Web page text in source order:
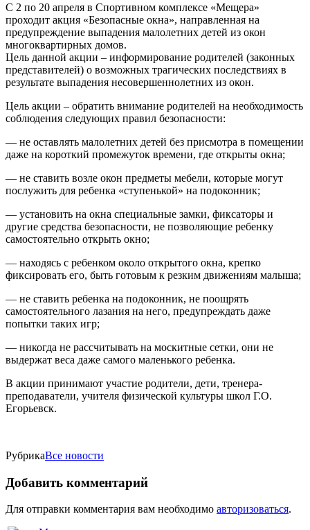
С 2 по 20 апреля в Спортивном комплексе «Мещера»
проходит акция «Безопасные окна», направленная на
предупреждение выпадения малолетних детей из окон
многоквартирных домов.
Цель данной акции – информирование родителей (законных
представителей) о возможных трагических последствиях в
результате выпадения несовершеннолетних из окон.
Цель акции – обратить внимание родителей на необходимость
соблюдения следующих правил безопасности:
— не оставлять малолетних детей без присмотра в помещении
даже на короткий промежуток времени, где открыты окна;
— не ставить возле окон предметы мебели, которые могут
послужить для ребенка «ступенькой» на подоконник;
— установить на окна специальные замки, фиксаторы и
другие средства безопасности, не позволяющие ребенку
самостоятельно открыть окно;
— находясь с ребенком около открытого окна, крепко
фиксировать его, быть готовым к резким движениям малыша;
— не ставить ребенка на подоконник, не поощрять
самостоятельного лазания на него, предупреждать даже
попытки таких игр;
— никогда не рассчитывать на москитные сетки, они не
выдержат веса даже самого маленького ребенка.
В акции принимают участие родители, дети, тренера-
преподаватели, учителя физической культуры школ Г.О.
Егорьевск.
РубрикаВсе новости
Добавить комментарий
Для отправки комментария вам необходимо авторизоваться.